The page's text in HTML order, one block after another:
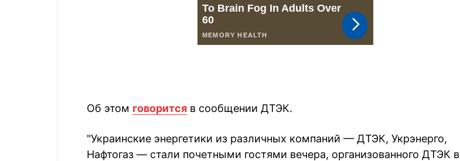
Об этом говорится в сообщении ДТЭК.
"Украинские энергетики из различных компаний — ДТЭК, Укрэнерго,
Нафтогаз — стали почетными гостями вечера, организованного ДТЭК в